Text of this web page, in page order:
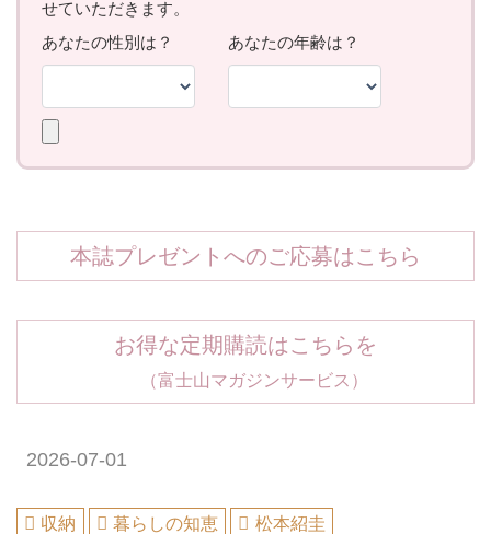
本誌プレゼントへのご応募はこちら
お得な定期購読はこちらを
（富士山マガジンサービス）
2026-07-01
収納 暮らしの知恵 松本紹圭